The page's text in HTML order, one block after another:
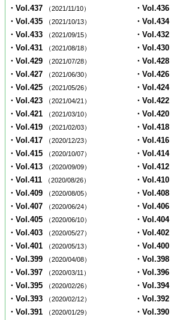
・Vol.437 （2021/11/10） ・Vol.436
・Vol.435 （2021/10/13） ・Vol.434
・Vol.433 （2021/09/15） ・Vol.432
・Vol.431 （2021/08/18） ・Vol.430
・Vol.429 （2021/07/28） ・Vol.428
・Vol.427 （2021/06/30） ・Vol.426
・Vol.425 （2021/05/26） ・Vol.424
・Vol.423 （2021/04/21） ・Vol.422
・Vol.421 （2021/03/10） ・Vol.420
・Vol.419 （2021/02/03） ・Vol.418
・Vol.417 （2020/12/23） ・Vol.416
・Vol.415 （2020/10/07） ・Vol.414
・Vol.413 （2020/09/09） ・Vol.412
・Vol.411 （2020/08/26） ・Vol.410
・Vol.409 （2020/08/05） ・Vol.408
・Vol.407 （2020/06/24） ・Vol.406
・Vol.405 （2020/06/10） ・Vol.404
・Vol.403 （2020/05/27） ・Vol.402
・Vol.401 （2020/05/13） ・Vol.400
・Vol.399 （2020/04/08） ・Vol.398
・Vol.397 （2020/03/11） ・Vol.396
・Vol.395 （2020/02/26） ・Vol.394
・Vol.393 （2020/02/12） ・Vol.392
・Vol.391 （2020/01/29） ・Vol.390